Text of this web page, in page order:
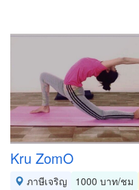
Kru ZomO
ภาษีเจริญ 1000 บาท/ชม